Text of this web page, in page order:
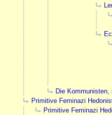
Die Kommunisten,
Primitive Feminazi
Primitive Feminazi